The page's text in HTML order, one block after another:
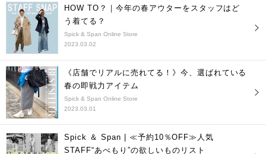
HOW TO？｜今年の春アウターをスタッフはど
う着てる？
Spick & Span Online Store
2023.03.02
《店舗でリアルに売れてる！》今、選ばれている
春の即戦力アイテム
Spick & Span Online Store
2023.03.01
Spick ＆ Span | ≪予約10％OFF≫人気
STAFF“あべもり”の欲しいものリスト